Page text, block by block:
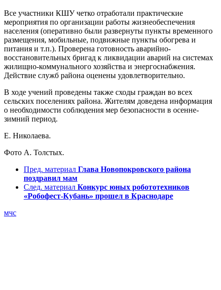
Все участники КШУ четко отработали практические
мероприятия по организации работы жизнеобеспечения
населения (оперативно были развернуты пункты временного
размещения, мобильные, подвижные пункты обогрева и
питания и т.п.). Проверена готовность аварийно-
восстановительных бригад к ликвидации аварий на системах
жилищно-коммунального хозяйства и энергоснабжения.
Действие служб района оценены удовлетворительно.
В ходе учений проведены также сходы граждан во всех
сельских поселениях района. Жителям доведена информация
о необходимости соблюдения мер безопасности в осенне-
зимний период.
Е. Николаева.
Фото А. Толстых.
Пред. материал Глава Новопокровского района
поздравил мам
След. материал Конкурс юных робототехников
«Робофест-Кубань» прошел в Краснодаре
мчс